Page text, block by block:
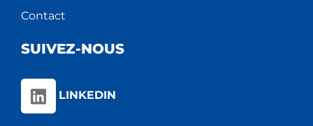
Contact
SUIVEZ-NOUS
LINKEDIN